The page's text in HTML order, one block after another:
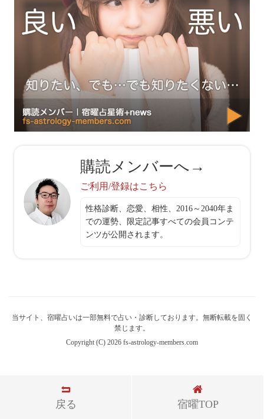
購読メンバーへ→
ご利用/登録はこちら
性格診断、恋愛、相性、2016～2040年ま
での運勢、限定記事すべての会員コンテ
ンツが公開されます。
戻る 宿曜TOP
当サイト、宿曜占いは一部無料で占い・診断しております。無断転載を固く
禁じます。
Copyright (C) 2026 fs-astrology-members.com